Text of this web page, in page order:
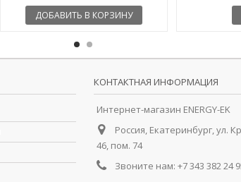
ДОБАВИТЬ В КОРЗИНУ
КОНТАКТНАЯ ИНФОРМАЦИЯ
Интернет-магазин ENERGY-EK
Россия, Екатеринбург, ул.
46, пом. 74
Звоните нам: +7 343 382 24